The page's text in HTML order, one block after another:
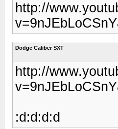
http://
Dodge Caliber SXT
http://
:d:d:d:d